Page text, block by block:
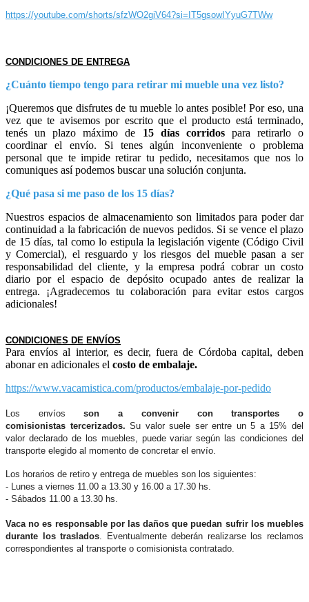
https://youtube.com/shorts/sfzWO2giV64?si=IT5gsowIYyuG7TWw
CONDICIONES DE ENTREGA
¿Cuánto tiempo tengo para retirar mi mueble una vez listo?
¡Queremos que disfrutes de tu mueble lo antes posible! Por eso, una
vez que te avisemos por escrito que el producto está terminado,
tenés un plazo máximo de 15 días corridos
para retirarlo o
coordinar el envío. Si tenes algún inconveniente o problema
personal que te impide retirar tu pedido, necesitamos que nos lo
comuniques así podemos buscar una solución conjunta.
¿Qué pasa si me paso de los 15 días?
Nuestros espacios de almacenamiento son limitados para poder dar
continuidad a la fabricación de nuevos pedidos. Si se vence el plazo
de 15 días, tal como lo estipula la legislación vigente (Código Civil
y Comercial), el resguardo y los riesgos del mueble pasan a ser
responsabilidad del cliente, y la empresa podrá cobrar un costo
diario por el espacio de depósito ocupado antes de realizar la
entrega. ¡Agradecemos tu colaboración para evitar estos cargos
adicionales!
CONDICIONES DE ENVÍOS
Para envíos al interior, es decir, fuera de Córdoba capital, deben
abonar en adicionales el costo de embalaje.
https://www.vacamistica.com/productos/embalaje-por-pedido
Los envíosson a convenir con transportes o
comisionistas tercerizados. Su valor suele ser entre un 5 a 15% del
valor declarado de los muebles, puede variar según las condiciones del
transporte elegido al momento de concretar el envío.
Los horarios de retiro y entrega de muebles son los siguientes:
- Lunes a viernes 11.00 a 13.30 y 16.00 a 17.30 hs.
- Sábados 11.00 a 13.30 hs.
Vaca no es responsable por las daños que puedan sufrir los muebles
durante los traslados . Eventualmente deberán realizarse los reclamos
correspondientes al transporte o comisionista contratado.